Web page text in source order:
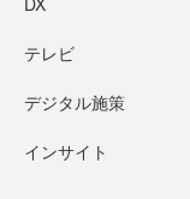
テレビ
デジタル施策
インサイト